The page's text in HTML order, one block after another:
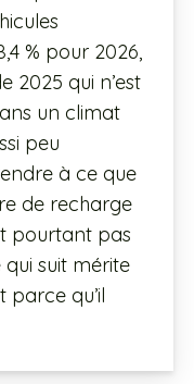
% pour 2026,
2025 qui n’est
un climat
peu
à ce que
de recharge
pourtant pas
suit mérite
parce qu’il